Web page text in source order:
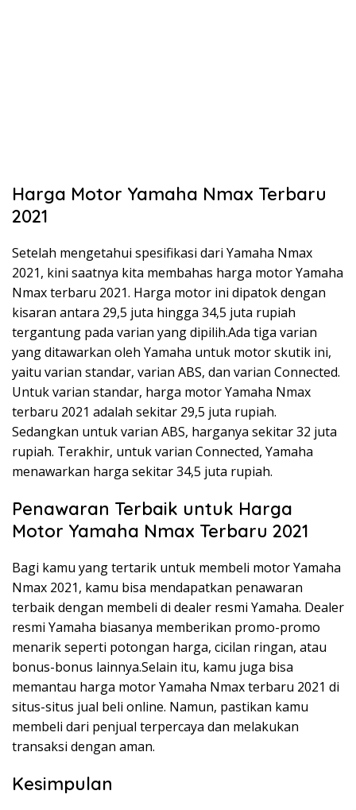
Harga Motor Yamaha Nmax Terbaru
2021
Setelah mengetahui spesifikasi dari Yamaha Nmax
2021, kini saatnya kita membahas harga motor Yamaha
Nmax terbaru 2021. Harga motor ini dipatok dengan
kisaran antara 29,5 juta hingga 34,5 juta rupiah
tergantung pada varian yang dipilih.Ada tiga varian
yang ditawarkan oleh Yamaha untuk motor skutik ini,
yaitu varian standar, varian ABS, dan varian Connected.
Untuk varian standar, harga motor Yamaha Nmax
terbaru 2021 adalah sekitar 29,5 juta rupiah.
Sedangkan untuk varian ABS, harganya sekitar 32 juta
rupiah. Terakhir, untuk varian Connected, Yamaha
menawarkan harga sekitar 34,5 juta rupiah.
Penawaran Terbaik untuk Harga
Motor Yamaha Nmax Terbaru 2021
Bagi kamu yang tertarik untuk membeli motor Yamaha
Nmax 2021, kamu bisa mendapatkan penawaran
terbaik dengan membeli di dealer resmi Yamaha. Dealer
resmi Yamaha biasanya memberikan promo-promo
menarik seperti potongan harga, cicilan ringan, atau
bonus-bonus lainnya.Selain itu, kamu juga bisa
memantau harga motor Yamaha Nmax terbaru 2021 di
situs-situs jual beli online. Namun, pastikan kamu
membeli dari penjual terpercaya dan melakukan
transaksi dengan aman.
Kesimpulan